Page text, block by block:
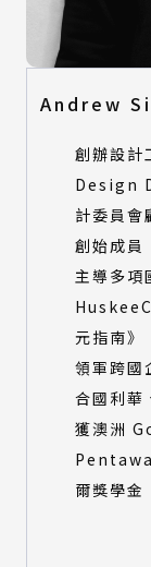
Andrew
創辦設
Design
計委員
創始成員
主導多項
元指南》
領軍跨國
合國利華
獲澳洲
爾獎學金